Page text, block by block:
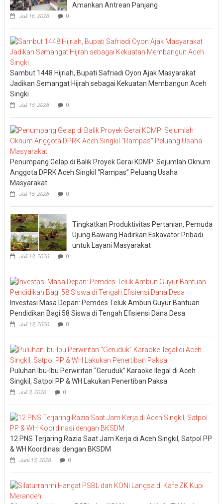
Amankan Antrean Panjang
Juli 16, 2026 0
Sambut 1448 Hijriah, Bupati Safriadi Oyon Ajak Masyarakat
Jadikan Semangat Hijrah sebagai Kekuatan Membangun Aceh
Singki
Juli 15, 2026 0
Penumpang Gelap di Balik Proyek Gerai KDMP: Sejumlah Oknum
Anggota DPRK Aceh Singkil “Rampas” Peluang Usaha
Masyarakat
Juli 15, 2026 0
Tingkatkan Produktivitas Pertanian, Pemuda
Ujung Bawang Hadirkan Eskavator Pribadi
untuk Layani Masyarakat
Juli 13, 2026 0
Investasi Masa Depan: Pemdes Teluk Ambun Guyur Bantuan
Pendidikan Bagi 58 Siswa di Tengah Efisiensi Dana Desa
Juli 13, 2026 0
Puluhan Ibu-Ibu Perwiritan “Geruduk” Karaoke Ilegal di Aceh
Singkil, Satpol PP & WH Lakukan Penertiban Paksa
Juli 3, 2026 0
12 PNS Terjaring Razia Saat Jam Kerja di Aceh Singkil, Satpol PP
& WH Koordinasi dengan BKSDM
Juni 15, 2026 0